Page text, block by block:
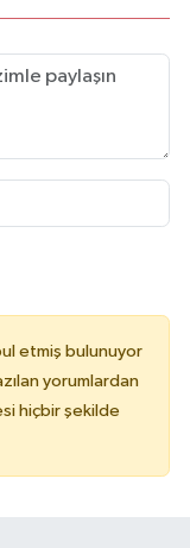
etmiş bulunuyor
yorumlardan
hiçbir şekilde